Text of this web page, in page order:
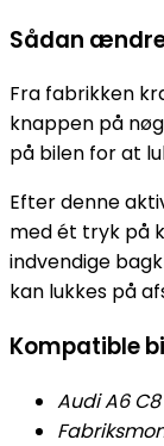
Sådan
Fra fabrikken
knappen på
på bilen for at
Efter denne
med ét tryk på
indvendige
kan lukkes på
Kompatible
Audi A6